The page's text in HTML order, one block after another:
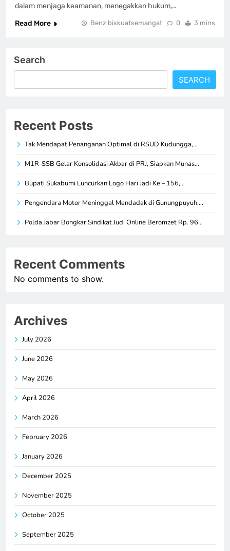
dalam menjaga keamanan, menegakkan hukum,…
Read More
Benz biskuatsemangat 0 3 mins
Search
SEARCH
Recent Posts
Tak Mendapat Penanganan Optimal di RSUD Kudungga,…
M1R-SSB Gelar Konsolidasi Akbar di PRJ, Siapkan Munas…
Bupati Sukabumi Luncurkan Logo Hari Jadi Ke – 156,…
Pengendara Motor Meninggal Mendadak di Gunungpuyuh,…
Polda Jabar Bongkar Sindikat Judi Online Beromzet Rp. 96…
Recent Comments
No comments to show.
Archives
July 2026
June 2026
May 2026
April 2026
March 2026
February 2026
January 2026
December 2025
November 2025
October 2025
September 2025